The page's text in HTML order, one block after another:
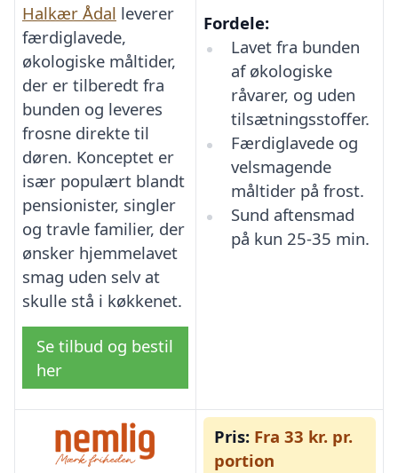
Halkær Ådal leverer
færdiglavede,
økologiske måltider,
der er tilberedt fra
bunden og leveres
frosne direkte til
døren. Konceptet er
især populært blandt
pensionister, singler
og travle familier, der
ønsker hjemmelavet
smag uden selv at
skulle stå i køkkenet.
Se tilbud og bestil
her
Fordele:
Lavet fra bunden
af økologiske
råvarer, og uden
tilsætningsstoffer.
Færdiglavede og
velsmagende
måltider på frost.
Sund aftensmad
på kun 25-35 min.
Pris: Fra 33 kr. pr.
portion